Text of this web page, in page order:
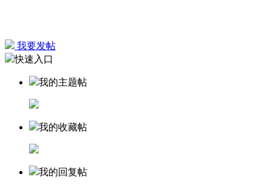
我要发帖
快速入口
我的主题帖
我的收藏帖
我的回复帖